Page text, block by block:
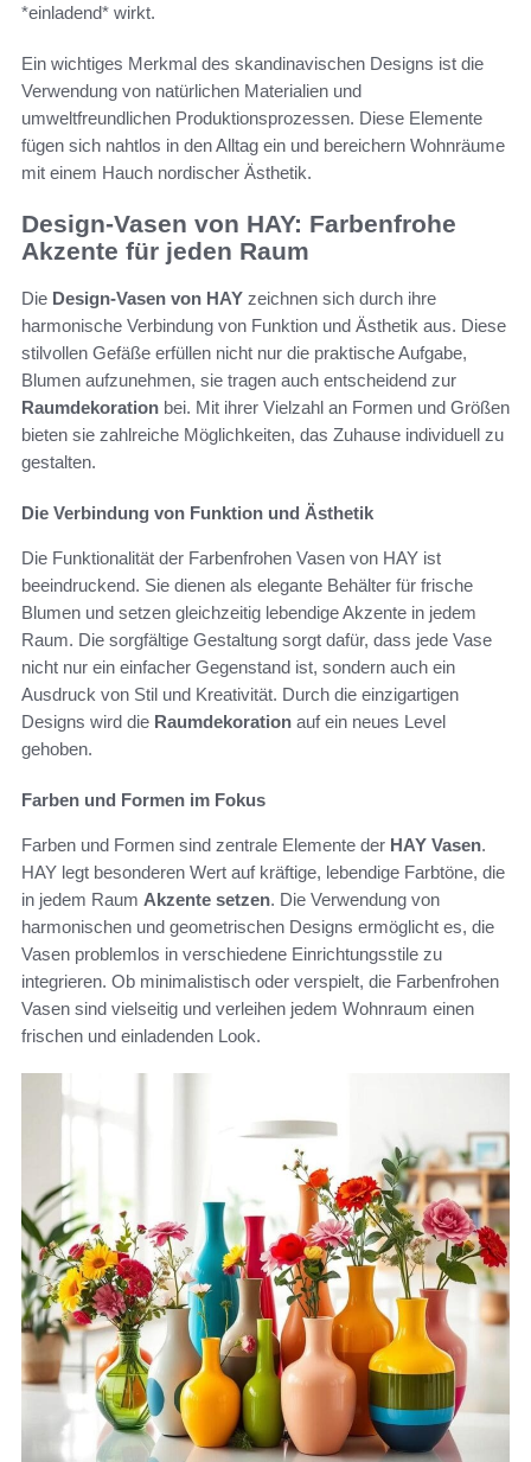
*einladend* wirkt.
Ein wichtiges Merkmal des skandinavischen Designs ist die
Verwendung von natürlichen Materialien und
umweltfreundlichen Produktionsprozessen. Diese Elemente
fügen sich nahtlos in den Alltag ein und bereichern Wohnräume
mit einem Hauch nordischer Ästhetik.
Design-Vasen von HAY: Farbenfrohe
Akzente für jeden Raum
Die Design-Vasen von HAY zeichnen sich durch ihre
harmonische Verbindung von Funktion und Ästhetik aus. Diese
stilvollen Gefäße erfüllen nicht nur die praktische Aufgabe,
Blumen aufzunehmen, sie tragen auch entscheidend zur
Raumdekoration bei. Mit ihrer Vielzahl an Formen und Größen
bieten sie zahlreiche Möglichkeiten, das Zuhause individuell zu
gestalten.
Die Verbindung von Funktion und Ästhetik
Die Funktionalität der Farbenfrohen Vasen von HAY ist
beeindruckend. Sie dienen als elegante Behälter für frische
Blumen und setzen gleichzeitig lebendige Akzente in jedem
Raum. Die sorgfältige Gestaltung sorgt dafür, dass jede Vase
nicht nur ein einfacher Gegenstand ist, sondern auch ein
Ausdruck von Stil und Kreativität. Durch die einzigartigen
Designs wird die Raumdekoration auf ein neues Level
gehoben.
Farben und Formen im Fokus
Farben und Formen sind zentrale Elemente der HAY Vasen.
HAY legt besonderen Wert auf kräftige, lebendige Farbtöne, die
in jedem Raum Akzente setzen. Die Verwendung von
harmonischen und geometrischen Designs ermöglicht es, die
Vasen problemlos in verschiedene Einrichtungsstile zu
integrieren. Ob minimalistisch oder verspielt, die Farbenfrohen
Vasen sind vielseitig und verleihen jedem Wohnraum einen
frischen und einladenden Look.